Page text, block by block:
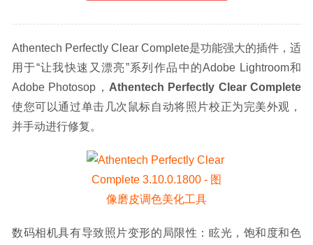
Athentech Perfectly Clear Complete是功能强大的插件，适
用于“让我快速又漂亮”系列作品中的Adobe Lightroom和
Adobe Photosop， Athentech Perfectly Clear Complete
使您可以通过单击几次鼠标自动将照片校正为完美外观，
并手动进行修复。
数码相机具有导致照片变形的局限性：眩光，饱和度和色